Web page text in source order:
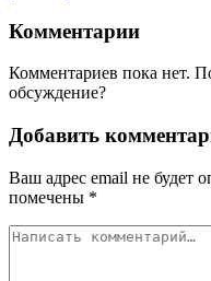
Комментарии
Комментариев пока нет.
обсуждение?
Добавить
Ваш адрес email не будет
помечены *